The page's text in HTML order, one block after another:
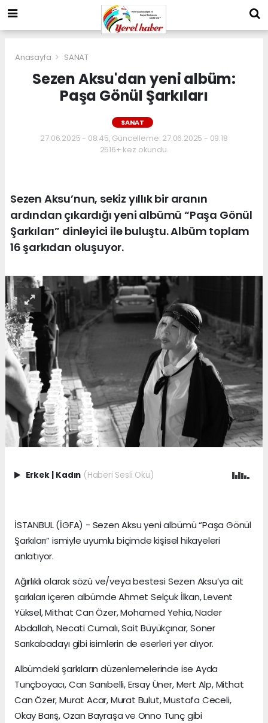
Anasayfa SANAT
Sezen Aksu'dan yeni albüm:
Paşa Gönül Şarkıları
SANAT
27.06.2025 - 08:45, Güncelleme: 27.06.2025 - 09:18
2516+ kez okundu.
Sezen Aksu’nun, sekiz yıllık bir aranın
ardından çıkardığı yeni albümü “Paşa Gönül
Şarkıları” dinleyici ile buluştu. Albüm toplam
16 şarkıdan oluşuyor.
Erkek Kadın (Haberi Sesli Oku)
İSTANBUL (İGFA) - Sezen Aksu yeni albümü “Paşa Gönül
Şarkıları” ismiyle uyumlu biçimde kişisel hikayeleri
anlatıyor.
Ağırlıklı olarak sözü ve/veya bestesi Sezen Aksu’ya ait
şarkıları içeren albümde Ahmet Selçuk İlkan, Levent
Yüksel, Mithat Can Özer, Mohamed Yehia, Nader
Abdallah, Necati Cumalı, Sait Büyükçınar, Soner
Sarıkabadayı gibi isimlerin de eserleri yer alıyor.
Albümdeki şarkıların düzenlemelerinde ise Ayda
Tunçboyacı, Can Sanıbelli, Ersay Üner, Mert Alp, Mithat
Can Özer, Murat Acar, Murat Bulut, Mustafa Ceceli,
Okay Barış, Ozan Bayraşa ve Onno Tunç gibi